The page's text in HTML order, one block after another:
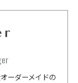
ーダーメイドの